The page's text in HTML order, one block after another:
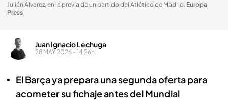
Julián Álvarez, en la previa de un partido del Atlético de Madrid. Europa
Press
Juan Ignacio Lechuga
28 MAY 2026 - 14:26h.
El Barça ya prepara una segunda oferta para
acometer su fichaje antes del Mundial